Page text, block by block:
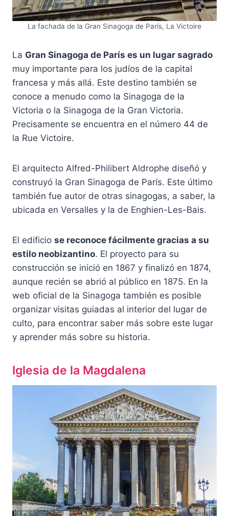
La fachada de la Gran Sinagoga de París, La Victoire
La Gran Sinagoga de París es un lugar sagrado
muy importante para los judíos de la capital
francesa y más allá. Este destino también se
conoce a menudo como la Sinagoga de la
Victoria o la Sinagoga de la Gran Victoria.
Precisamente se encuentra en el número 44 de
la Rue Victoire.
El arquitecto Alfred-Philibert Aldrophe diseñó y
construyó la Gran Sinagoga de París. Este último
también fue autor de otras sinagogas, a saber, la
ubicada en Versalles y la de Enghien-Les-Bais.
El edificio se reconoce fácilmente gracias a su
estilo neobizantino. El proyecto para su
construcción se inició en 1867 y finalizó en 1874,
aunque recién se abrió al público en 1875. En la
web oficial de la Sinagoga también es posible
organizar visitas guiadas al interior del lugar de
culto, para encontrar saber más sobre este lugar
y aprender más sobre su historia.
Iglesia de la Magdalena